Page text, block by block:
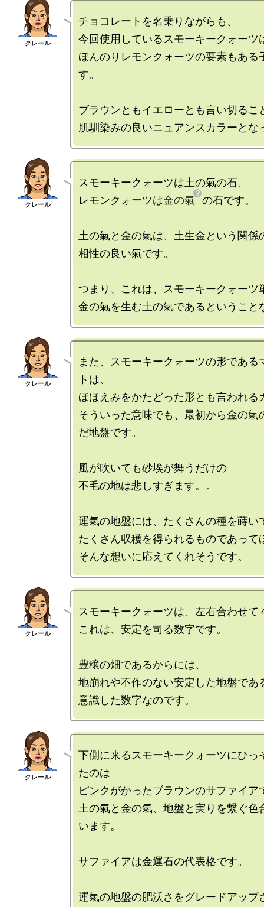
チョコレートを名乗りながらも、
今回使用しているスモーキークォーツ
ほんのりレモンクォーツの要素もある
す。
ブラウンともイエローとも言い切るこ
スモーキークォーツは土の氣の石、
レモンクォーツは金の氣 の石です。
土の氣と金の氣は、土生金という関係
相性の良い氣です。
つまり、これは、スモーキークォーツ
また、スモーキークォーツの形である
トは、
ほほえみをかたどった形とも言われる
そういった意味でも、最初から金の氣
だ地盤です。
風が吹いても砂埃が舞うだけの
不毛の地は悲しすぎます。。
運氣の地盤には、たくさんの種を蒔い
たくさん収穫を得られるものであって
スモーキークォーツは、左右合わせて
これは、安定を司る数字です。
豊穣の畑であるからには、
地崩れや不作のない安定した地盤であ
下側に来るスモーキークォーツにひっ
たのは
ピンクがかったブラウンのサファイア
土の氣と金の氣、地盤と実りを繋ぐ色
います。
サファイアは金運石の代表格です。
運氣の地盤の肥沃さをグレードアップ